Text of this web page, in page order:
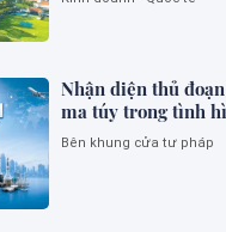
Nhận diện thủ
ma túy trong tình
Bên khung cửa tư pháp